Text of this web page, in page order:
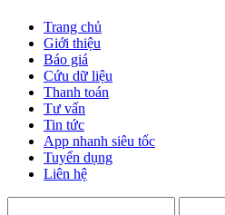
Trang chủ
Giới thiệu
Báo giá
Cứu dữ liệu
Thanh toán
Tư vấn
Tin tức
App nhanh siêu tốc
Tuyển dụng
Liên hệ